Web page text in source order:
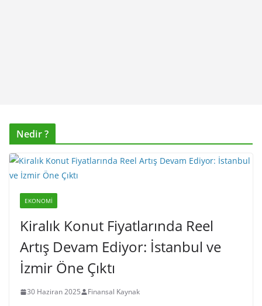
Nedir ?
EKONOMI
Kiralık Konut Fiyatlarında Reel
Artış Devam Ediyor: İstanbul ve
İzmir Öne Çıktı
30 Haziran 2025 Finansal Kaynak